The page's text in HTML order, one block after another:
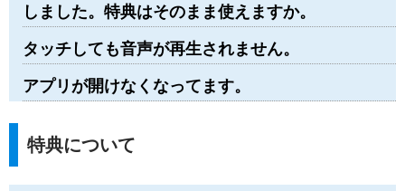
しました。特典はそのまま使えますか。
タッチしても音声が再生されません。
アプリが開けなくなってます。
特典について